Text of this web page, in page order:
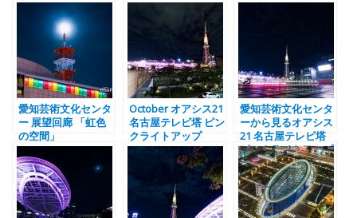
愛知芸術文化センタ
ー 展望回廊 「虹色
の空間」
October オアシス21
名古屋テレビ塔 ピン
クライトアップ
愛知芸術文化センタ
ーから見るオアシス
21 名古屋テレビ塔
ピンクライトアップ